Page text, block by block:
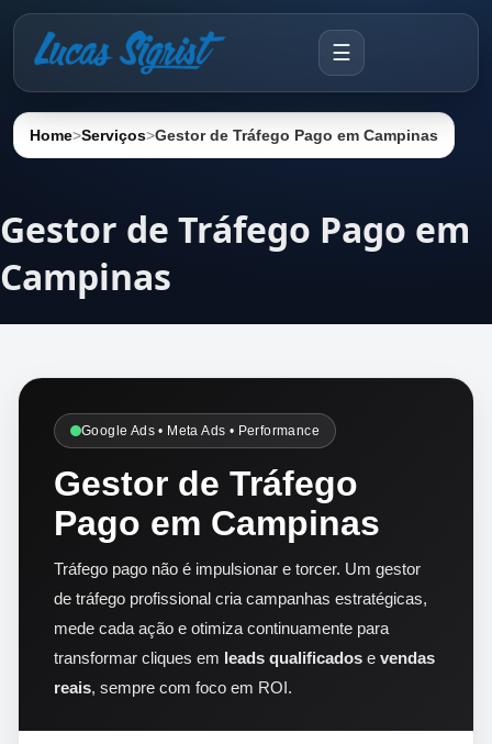
☰
Home>Serviços>Gestor de Tráfego Pago em Campinas
Gestor de Tráfego Pago em
Campinas
Google Ads • Meta Ads • Performance
Gestor de Tráfego
Pago em Campinas
Tráfego pago não é impulsionar e torcer. Um gestor
de tráfego profissional cria campanhas estratégicas,
mede cada ação e otimiza continuamente para
transformar cliques em leads qualificados e vendas
reais, sempre com foco em ROI.